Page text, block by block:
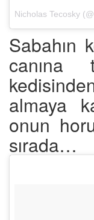
Sabahın
almaya
onun
sırada…